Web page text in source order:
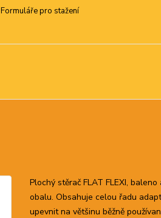
Formuláře pro stažení
Plochý stěrač FLAT FLEXI,
obalu. Obsahuje celou řadu
upevnit na většinu běžně